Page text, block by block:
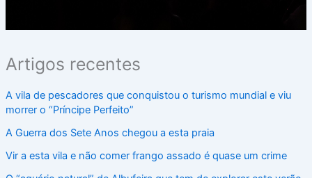
Artigos recentes
A vila de pescadores que conquistou o turismo mundial e viu
morrer o “Príncipe Perfeito”
A Guerra dos Sete Anos chegou a esta praia
Vir a esta vila e não comer frango assado é quase um crime